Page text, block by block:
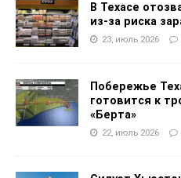
В Техасе
из-за риска
23, июль 2026
Побережье
готовится к
«Берта»
22, июль 2026